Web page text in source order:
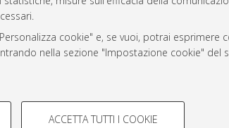
cookie" e, se vuoi, potrai esprimere
nella sezione "Impostazione cookie" del
COOKIE TECNICI -
ACCETTA TUTTI I COOKIE
da